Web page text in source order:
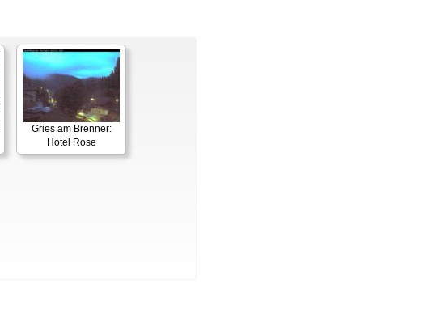
Gries am Brenner:
Hotel Rose